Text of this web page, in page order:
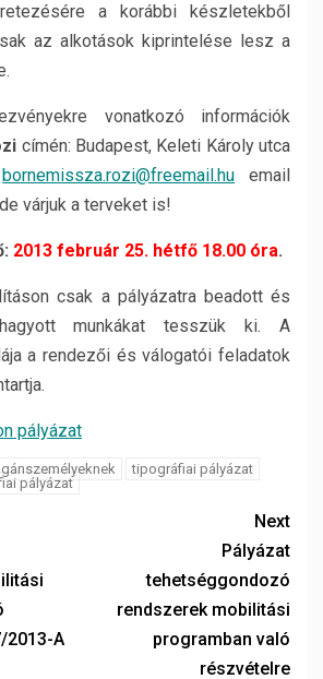
a korábbi készletekből
az alkotások kiprintelése lesz a
vonatkozó információk
címén: Budapest, Keleti Károly utca
bornemissza.rozi@freemail.hu email
várjuk a terveket is!
2013 február 25. hétfő 18.00 óra.
csak a pályázatra beadott és
munkákat tesszük ki. A
a rendezői és válogatói feladatok
pályázat
tipográfiai pályázat
pályázat
2013-A
Next
Pályázat
tehetséggondozó
rendszerek mobilitási
programban való
részvételre